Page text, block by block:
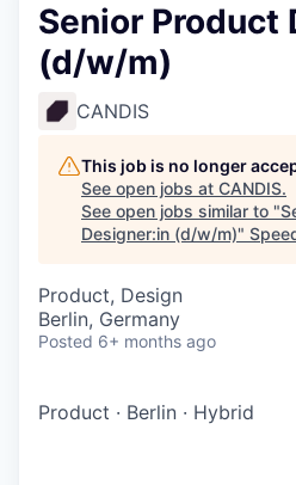
Senior Product
(d/w/m)
CANDIS
This job is no longer
See open jobs at CANDIS.
See open jobs similar to "
Designer:in (d/w/m)"
Product, Design
Berlin, Germany
Posted 6+ months ago
Product · Berlin · Hybrid